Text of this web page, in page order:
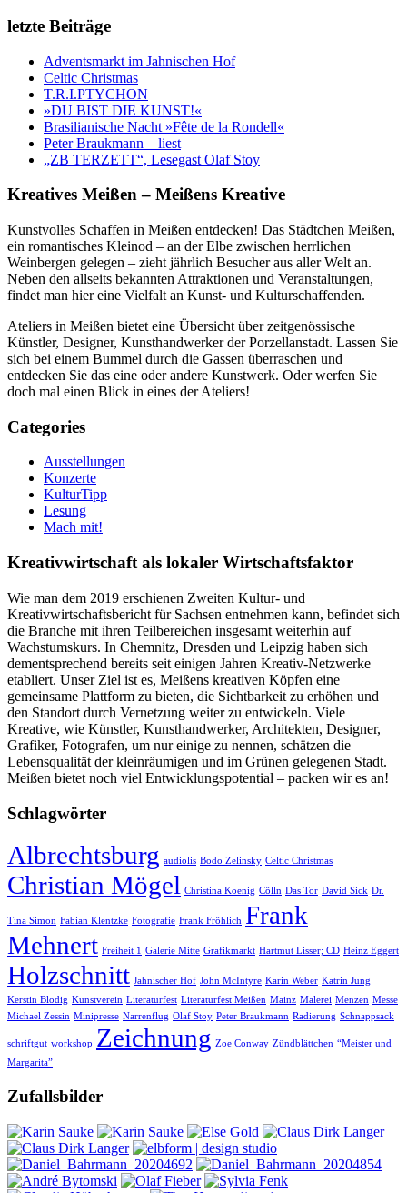
letzte Beiträge
Adventsmarkt im Jahnischen Hof
Celtic Christmas
T.R.I.PTYCHON
»DU BIST DIE KUNST!«
Brasilianische Nacht »Fête de la Rondell«
Peter Braukmann – liest
„ZB TERZETT“, Lesegast Olaf Stoy
Kreatives Meißen – Meißens Kreative
Kunstvolles Schaffen in Meißen entdecken! Das Städtchen Meißen,
ein romantisches Kleinod – an der Elbe zwischen herrlichen
Weinbergen gelegen – zieht jährlich Besucher aus aller Welt an.
Neben den allseits bekannten Attraktionen und Veranstaltungen,
findet man hier eine Vielfalt an Kunst- und Kulturschaffenden.
Ateliers in Meißen bietet eine Übersicht über zeitgenössische
Künstler, Designer, Kunsthandwerker der Porzellanstadt. Lassen Sie
sich bei einem Bummel durch die Gassen überraschen und
entdecken Sie das eine oder andere Kunstwerk. Oder werfen Sie
doch mal einen Blick in eines der Ateliers!
Categories
Ausstellungen
Konzerte
KulturTipp
Lesung
Mach mit!
Kreativwirtschaft als lokaler Wirtschaftsfaktor
Wie man dem 2019 erschienen Zweiten Kultur- und
Kreativwirtschaftsbericht für Sachsen entnehmen kann, befindet sich
die Branche mit ihren Teilbereichen insgesamt weiterhin auf
Wachstumskurs. In Chemnitz, Dresden und Leipzig haben sich
dementsprechend bereits seit einigen Jahren Kreativ-Netzwerke
etabliert. Unser Ziel ist es, Meißens kreativen Köpfen eine
gemeinsame Plattform zu bieten, die Sichtbarkeit zu erhöhen und
den Standort durch Vernetzung weiter zu entwickeln. Viele
Kreative, wie Künstler, Kunsthandwerker, Architekten, Designer,
Grafiker, Fotografen, um nur einige zu nennen, schätzen die
Lebensqualität der kleinräumigen und im Grünen gelegenen Stadt.
Meißen bietet noch viel Entwicklungspotential – packen wir es an!
Schlagwörter
Albrechtsburg audiolis Bodo Zelinsky Celtic Christmas
Christian Mögel Christina Koenig Cölln Das Tor David Sick Dr.
Tina Simon Fabian Klentzke Fotografie Frank Fröhlich Frank
Mehnert Freiheit 1 Galerie Mitte Grafikmarkt Hartmut Lisser; CD Heinz Eggert
Holzschnitt Jahnischer Hof John McIntyre Karin Weber Katrin Jung
Kerstin Blodig Kunstverein Literaturfest Literaturfest Meißen Mainz Malerei Menzen Messe
Michael Zessin Minipresse Narrenflug Olaf Stoy Peter Braukmann Radierung Schnappsack
schriftgut workshop Zeichnung Zoe Conway Zündblättchen “Meister und
Margarita”
Zufallsbilder